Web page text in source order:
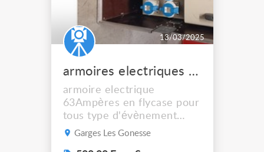
13/03/2025
armoires electriques 63A tri prestation
armoire electrique
63Ampères en flycase pour
tous type d'évènement
quantité: 6
Garges Les Gonesse